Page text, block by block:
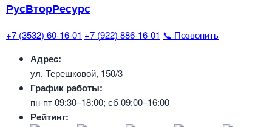
РусВторРесурс
+7 (3532) 60-16-01 +7 (922) 886-16-01 📞 Позвонить
Адрес:
ул. Терешковой, 150/3
График работы:
пн-пт 09:30–18:00; сб 09:00–16:00
Рейтинг: